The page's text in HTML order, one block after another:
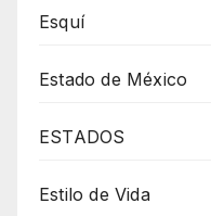
Esquí
Estado de México
ESTADOS
Estilo de Vida